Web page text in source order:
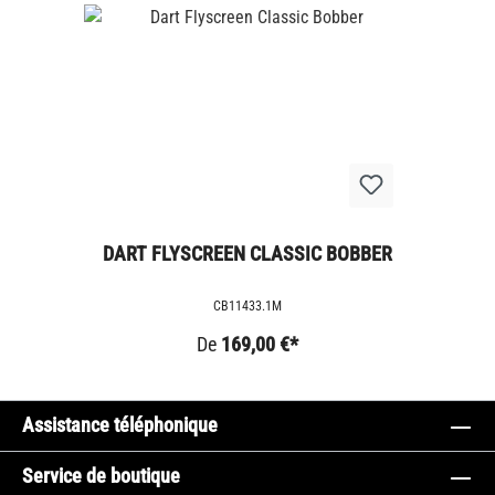
DART FLYSCREEN CLASSIC BOBBER
CB11433.1M
De 169,00 €*
Assistance téléphonique
Service de boutique